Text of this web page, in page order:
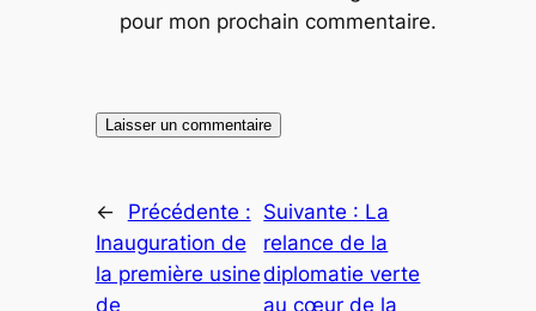
pour mon prochain commentaire.
←
Précédente :
Inauguration de
la première usine
de
Suivante : La
relance de la
diplomatie verte
au cœur de la